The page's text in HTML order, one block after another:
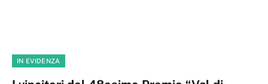
IN EVIDENZA